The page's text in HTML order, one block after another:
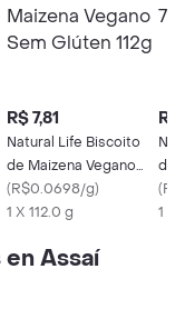
R$ 7,81
Natural Life Biscoito
de Maizena Vegano
Sem Glúten 112g
(R$0.0698/g)
1 X 112.0 g
R$
de
(
1 X
Assaí